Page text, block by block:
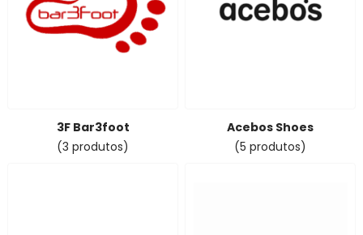
3F Bar3foot
(3 produtos)
Acebos Shoes
(5 produtos)